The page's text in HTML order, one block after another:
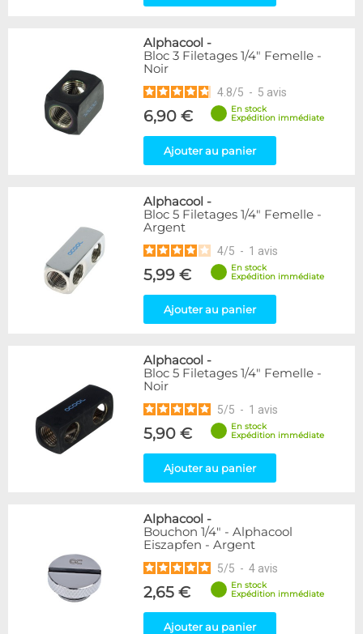
55
10
142
KooLance
Monsoon
9
Nanoxia
PrimoChill
9
31
216
2
Couleur
Blanc
36
2
2
Violet
4
Couleur
2
39
280
Forme
5
Alphacool -
Bloc 3 Filetages 1/4" Femelle -
Noir
4.8/5 - 5 avis
6,90 €
En stock
Expédition immédiate
Ajouter au panier
Alphacool -
Bloc 5 Filetages 1/4" Femelle -
Argent
4/5 - 1 avis
5,99 €
En stock
Expédition immédiate
Ajouter au panier
Alphacool -
Bloc 5 Filetages 1/4" Femelle -
Noir
5/5 - 1 avis
5,90 €
En stock
Expédition immédiate
Ajouter au panier
Alphacool -
Bouchon 1/4" - Alphacool
Eiszapfen - Argent
5/5 - 4 avis
2,65 €
En stock
Expédition immédiate
Ajouter au panier